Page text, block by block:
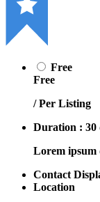
Free
Free
/ Per Listing
Duration : 30
Lorem ipsum
Contact
Location